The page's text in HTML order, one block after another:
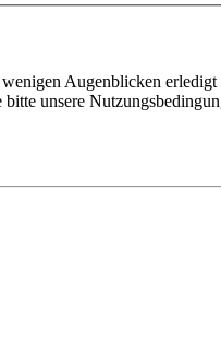
Augenblicken
unsere